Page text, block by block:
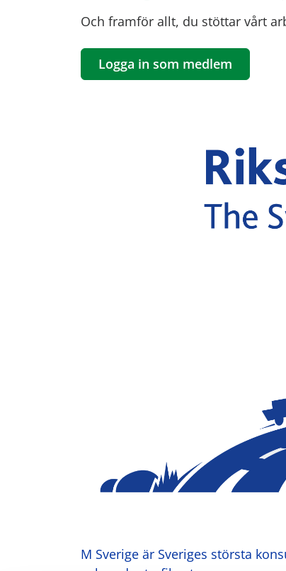
Och framför allt, du stöttar vårt
Logga in som medlem
M Sverige är Sveriges största